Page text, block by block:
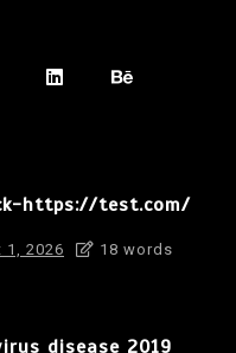
https://test.com/
1, 2026 18 words
disease 2019